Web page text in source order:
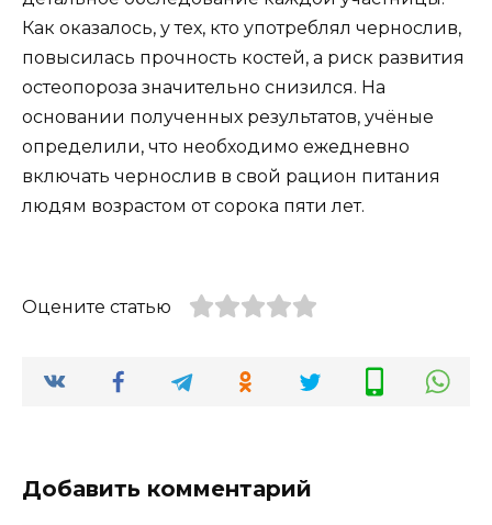
Как оказалось, у тех, кто употреблял чернослив,
повысилась прочность костей, а риск развития
остеопороза значительно снизился. На
основании полученных результатов, учёные
определили, что необходимо ежедневно
включать чернослив в свой рацион питания
людям возрастом от сорока пяти лет.
Оцените статью
Добавить комментарий